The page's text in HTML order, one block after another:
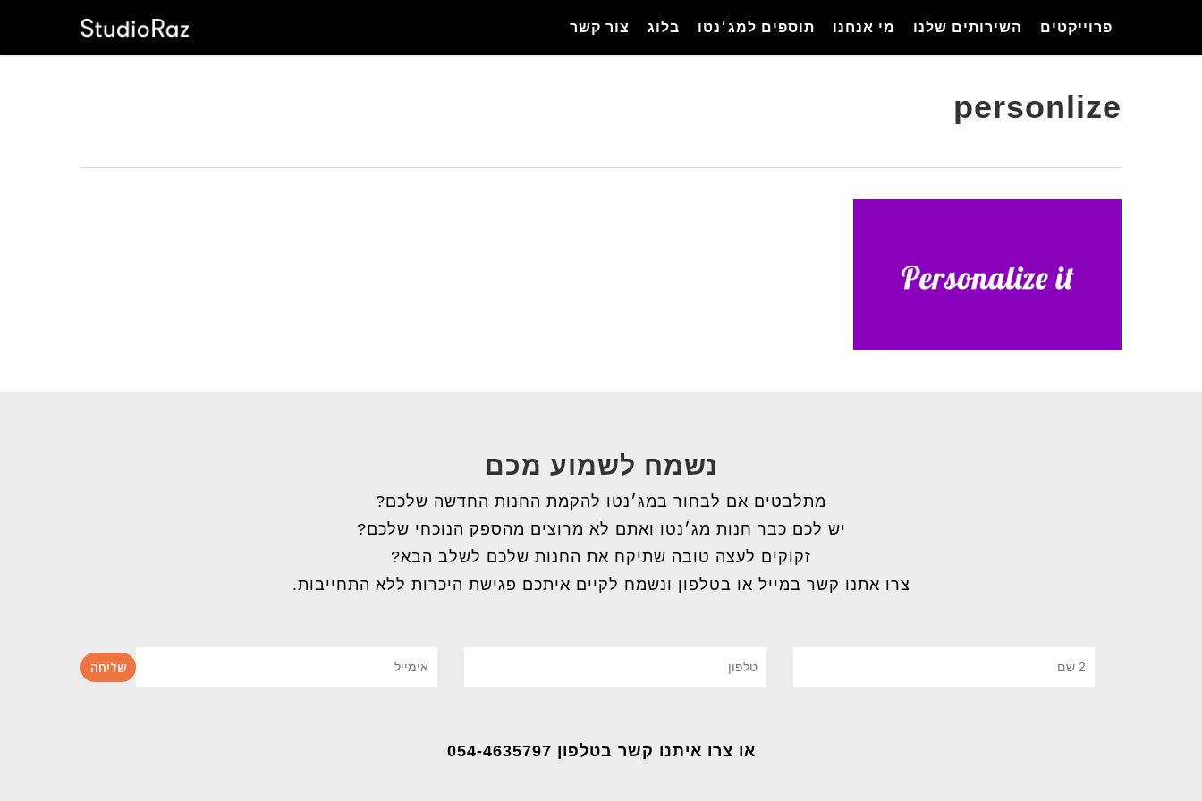
main
פרוייקטים השירותים שלנו מי אנחנו תוספים למג׳נטו בלוג צור קשר
personlize
נשמח לשמוע מכם
מתלבטים אם לבחור במג׳נטו להקמת החנות החדשה שלכם?
יש לכם כבר חנות מג׳נטו ואתם לא מרוצים מהספק הנוכחי שלכם?
זקוקים לעצה טובה שתיקח את החנות שלכם לשלב הבא?
צרו אתנו קשר במייל או בטלפון ונשמח לקיים איתכם פגישת היכרות ללא התחייבות.
או צרו איתנו קשר בטלפון 054-4635797